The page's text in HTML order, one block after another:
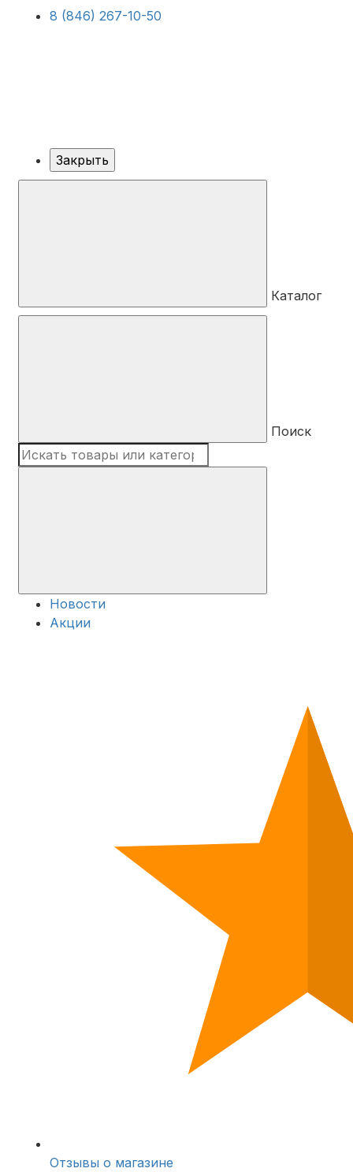
8 (846) 267-10-50
Закрыть
Каталог
Поиск
Новости
Акции
Отзывы о магазине